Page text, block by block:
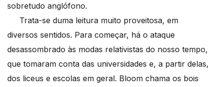
sobretudo anglófono.
Trata-se duma leitura muito proveitosa, em
diversos sentidos. Para começar, há o ataque
desassombrado às modas relativistas do nosso tempo,
que tomaram conta das universidades e, a partir delas,
dos liceus e escolas em geral. Bloom chama os bois